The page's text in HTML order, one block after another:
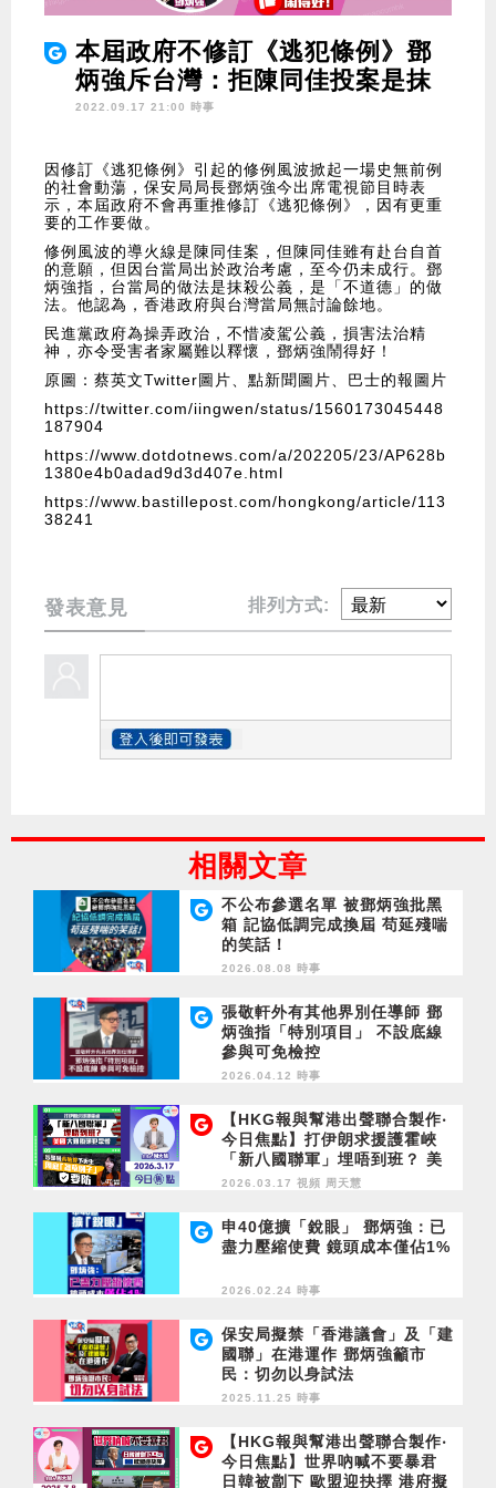
本屆政府不修訂《逃犯條例》鄧
炳強斥台灣：拒陳同佳投案是抹
殺公義
2022.09.17 21:00 時事
因修訂《逃犯條例》引起的修例風波掀起一場史無前例
的社會動蕩，保安局局長鄧炳強今出席電視節目時表
示，本屆政府不會再重推修訂《逃犯條例》，因有更重
要的工作要做。
修例風波的導火線是陳同佳案，但陳同佳雖有赴台自首
的意願，但因台當局出於政治考慮，至今仍未成行。鄧
炳強指，台當局的做法是抹殺公義，是「不道德」的做
法。他認為，香港政府與台灣當局無討論餘地。
民進黨政府為操弄政治，不惜凌駕公義，損害法治精
神，亦令受害者家屬難以釋懷，鄧炳強鬧得好！
原圖：蔡英文Twitter圖片、點新聞圖片、巴士的報圖片
https://twitter.com/iingwen/status/1560173045448
187904
https://www.dotdotnews.com/a/202205/23/AP628b
1380e4b0adad9d3d407e.html
https://www.bastillepost.com/hongkong/article/113
38241
發表意見 排列方式:
相關文章
不公布參選名單 被鄧炳強批黑
箱 記協低調完成換屆 苟延殘喘
的笑話！
2026.08.08 時事
張敬軒外有其他界別任導師 鄧
炳強指「特別項目」 不設底線
參與可免檢控
2026.04.12 時事
【HKG報與幫港出聲聯合製作‧
今日焦點】打伊朗求援護霍峽
「新八國聯軍」埋唔到班？ 美
國大難臨頭犯眾憎 涉黑暴未被
防
2026.03.17 視頻 周天慧
申40億擴「銳眼」 鄧炳強：已
盡力壓縮使費 鏡頭成本僅佔1%
2026.02.24 時事
保安局擬禁「香港議會」及「建
國聯」在港運作 鄧炳強籲市
民：切勿以身試法
2025.11.25 時事
【HKG報與幫港出聲聯合製作‧
今日焦點】世界吶喊不要暴君
日韓被劏下 歐盟迎抉擇 港府擬